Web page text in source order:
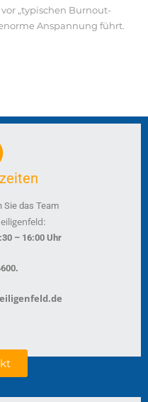
„typischen Burnout-
Anspannung führt.
Sie das Team
– 16:00 Uhr
.